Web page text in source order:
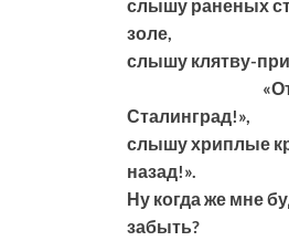
слышу раненых
золе,
слышу клятву-
Сталинград!»,
слышу хриплые
назад!».
Ну когда же мне
забыть?